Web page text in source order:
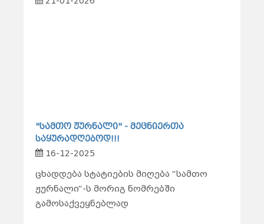
"სამთო ჟურნალი" - მეცნიერთა
საყურადღებოდ!!!
16-12-2025
ცხადდება სტატიების მიღება “სამთო
ჟურნალი“-ს მორიგ ნომრებში
გამოსაქვეყნებლად